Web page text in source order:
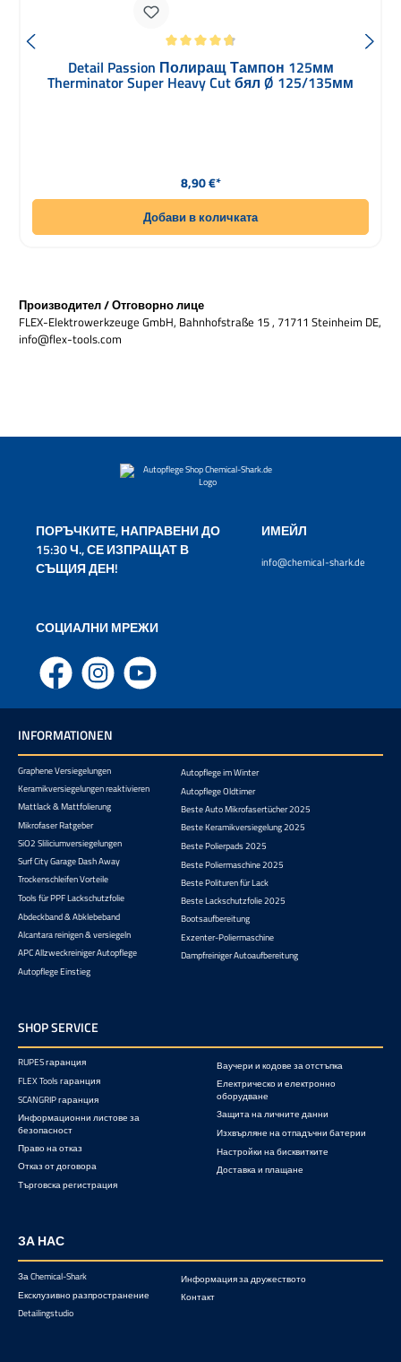
Средна оценка за 4.83 от 5 звезди
Detail Passion Полиращ Тампон 125мм
Therminator Super Heavy Cut бял Ø 125/135мм
Редовна цена:
8,90 €*
Добави в количката
Производител / Отговорно лице
FLEX-Elektrowerkzeuge GmbH, Bahnhofstraße 15 , 71711 Steinheim DE,
info@flex-tools.com
ПОРЪЧКИТЕ, НАПРАВЕНИ ДО
15:30 Ч., СЕ ИЗПРАЩАТ В
СЪЩИЯ ДЕН!
ИМЕЙЛ
info@chemical-shark.de
СОЦИАЛНИ МРЕЖИ
Facebook Instagram YouTube
INFORMATIONEN
Graphene Versiegelungen
Keramikversiegelungen reaktivieren
Mattlack & Mattfolierung
Mikrofaser Ratgeber
SiO2 Sliliciumversiegelungen
Surf City Garage Dash Away
Trockenschleifen Vorteile
Tools für PPF Lackschutzfolie
Abdeckband & Abklebeband
Alcantara reinigen & versiegeln
APC Allzweckreiniger Autopflege
Autopflege Einstieg
Autopflege im Winter
Autopflege Oldtimer
Beste Auto Mikrofasertücher 2025
Beste Keramikversiegelung 2025
Beste Polierpads 2025
Beste Poliermaschine 2025
Beste Polituren für Lack
Beste Lackschutzfolie 2025
Bootsaufbereitung
Exzenter-Poliermaschine
Dampfreiniger Autoaufbereitung
SHOP SERVICE
RUPES гаранция
FLEX Tools гаранция
SCANGRIP гаранция
Информационни листове за
безопасност
Право на отказ
Отказ от договора
Търговска регистрация
Ваучери и кодове за отстъпка
Електрическо и електронно
оборудване
Защита на личните данни
Изхвърляне на отпадъчни батерии
Настройки на бисквитките
Доставка и плащане
ЗА НАС
За Chemical-Shark
Ексклузивно разпространение
Detailingstudio
Информация за дружеството
Контакт